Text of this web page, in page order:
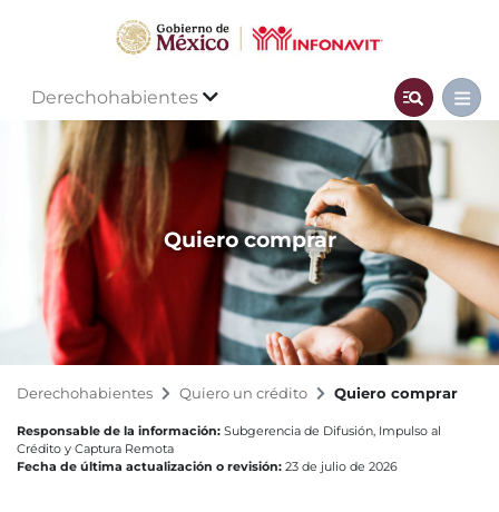
Derechohabientes
Quiero comprar
Derechohabientes Quiero un crédito Quiero comprar
Responsable de la información: Subgerencia de Difusión, Impulso al
Crédito y Captura Remota
Fecha de última actualización o revisión: 23 de julio de 2026